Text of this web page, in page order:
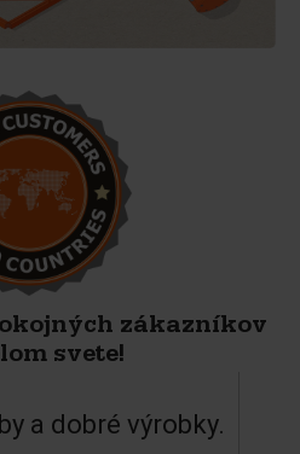
zákazníkov
svete!
a dobré výrobky.